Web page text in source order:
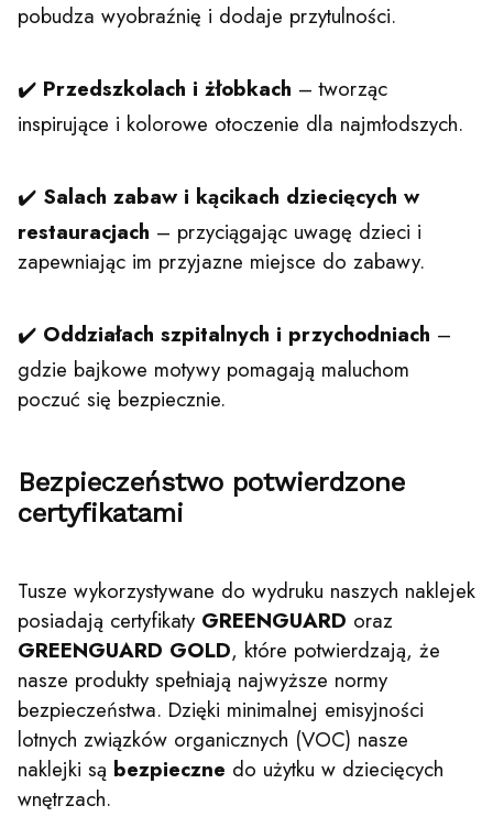
pobudza wyobraźnię i dodaje przytulności.
✔️ Przedszkolach i żłobkach – tworząc
inspirujące i kolorowe otoczenie dla najmłodszych.
✔️ Salach zabaw i kącikach dziecięcych w
restauracjach – przyciągając uwagę dzieci i
zapewniając im przyjazne miejsce do zabawy.
✔️ Oddziałach szpitalnych i przychodniach –
gdzie bajkowe motywy pomagają maluchom
poczuć się bezpiecznie.
Bezpieczeństwo potwierdzone
certyfikatami
Tusze wykorzystywane do wydruku naszych naklejek
posiadają certyfikaty GREENGUARD oraz
GREENGUARD GOLD, które potwierdzają, że
nasze produkty spełniają najwyższe normy
bezpieczeństwa. Dzięki minimalnej emisyjności
lotnych związków organicznych (VOC) nasze
naklejki są bezpieczne do użytku w dziecięcych
wnętrzach.